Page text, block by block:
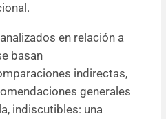
en relación a
basan
indirectas,
generales
indiscutibles: una